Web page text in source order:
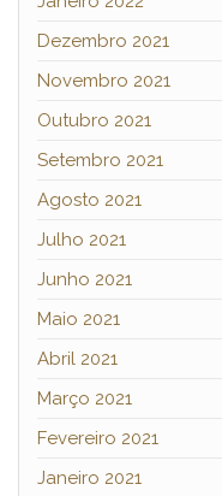
Dezembro 2021
Novembro 2021
Outubro 2021
Setembro 2021
Agosto 2021
Julho 2021
Junho 2021
Maio 2021
Abril 2021
Março 2021
Fevereiro 2021
Janeiro 2021